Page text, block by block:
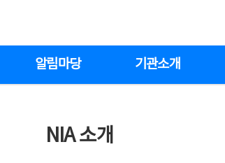
알림마당 기관소개
NIA 소개